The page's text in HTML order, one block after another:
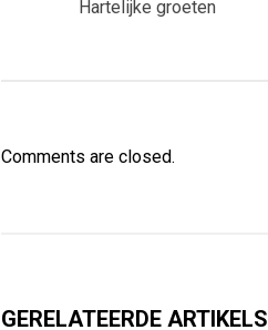
Hartelijke groeten
Comments are closed.
GERELATEERDE ARTIKELS